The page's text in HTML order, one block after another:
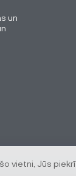
vietni, Jūs
un